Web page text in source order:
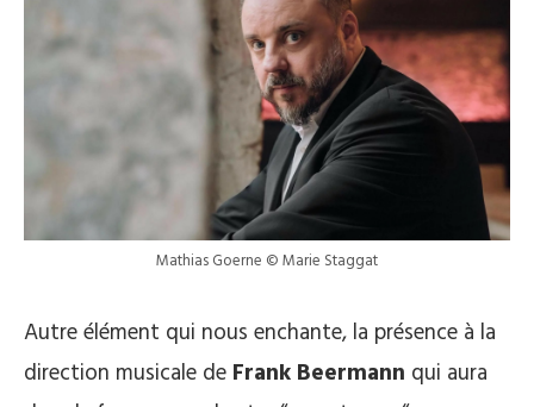
Mathias Goerne © Marie Staggat
Autre élément qui nous enchante, la présence à la
direction musicale de Frank Beermann qui aura